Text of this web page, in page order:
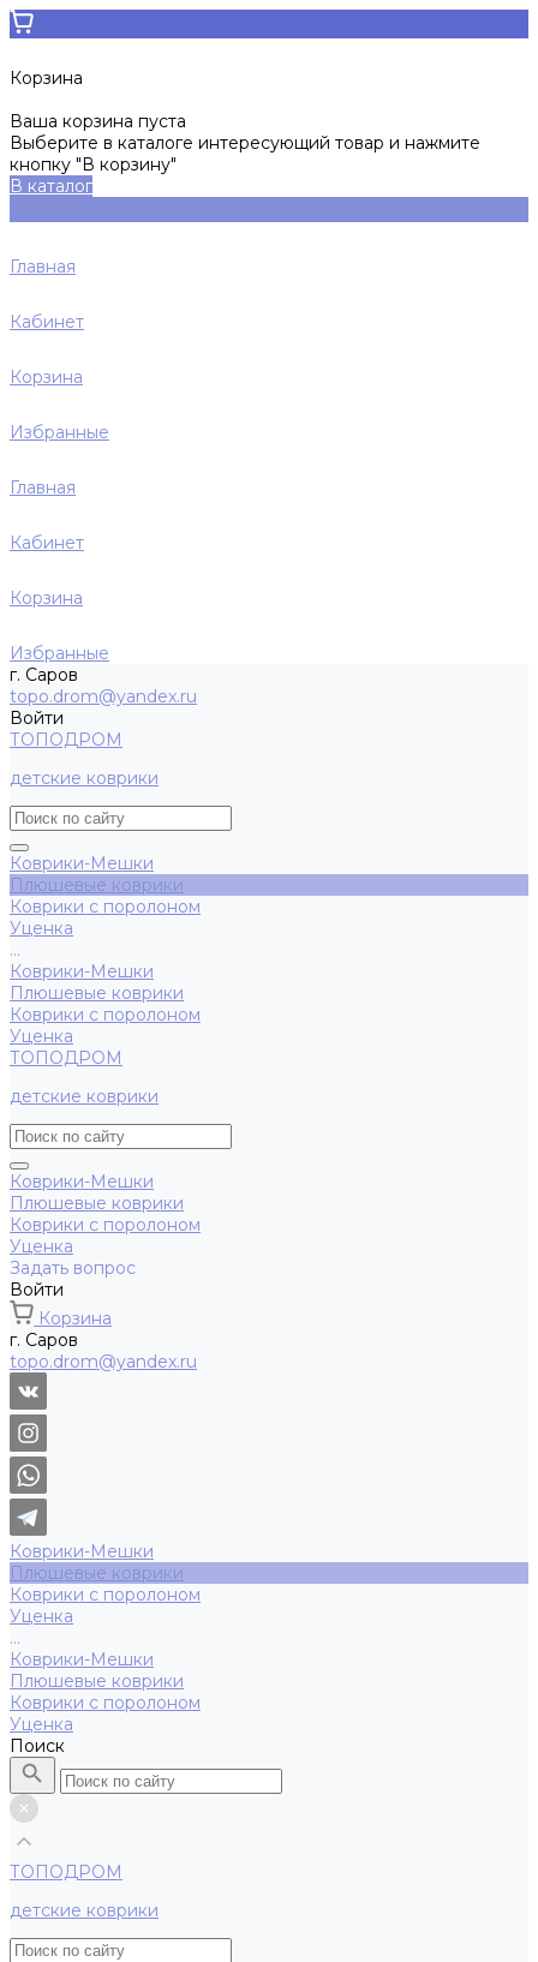
Корзина
Ваша корзина пуста
Выберите в каталоге интересующий товар и нажмите
кнопку "В корзину"
В каталог
Главная
Кабинет
Корзина
Избранные
Главная
Кабинет
Корзина
Избранные
г. Саров
topo.drom@yandex.ru
Войти
ТОПОДРОМ
детские коврики
Коврики-Мешки
Плюшевые коврики
Коврики с поролоном
Уценка
...
Коврики-Мешки
Плюшевые коврики
Коврики с поролоном
Уценка
ТОПОДРОМ
детские коврики
Коврики-Мешки
Плюшевые коврики
Коврики с поролоном
Уценка
Задать вопрос
Войти
Корзина
г. Саров
topo.drom@yandex.ru
Коврики-Мешки
Плюшевые коврики
Коврики с поролоном
Уценка
...
Коврики-Мешки
Плюшевые коврики
Коврики с поролоном
Уценка
Поиск
ТОПОДРОМ
детские коврики